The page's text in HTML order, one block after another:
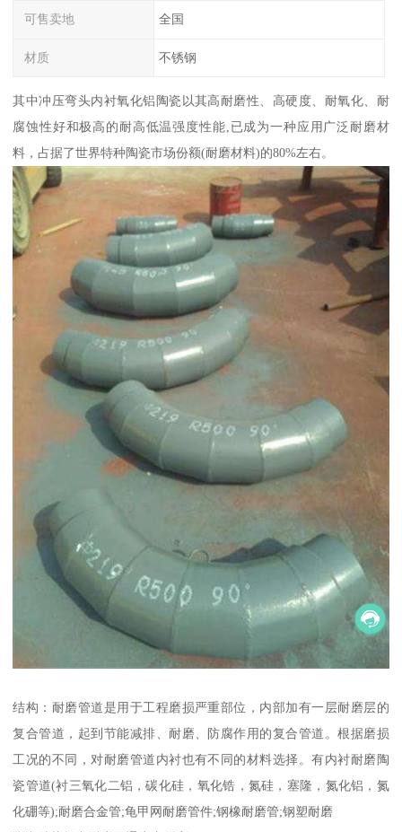
可售卖地 全国
材质 不锈钢
其中冲压弯头内衬氧化铝陶瓷以其高耐磨性、高硬度、耐氧化、耐
腐蚀性好和极高的耐高低温强度性能,已成为一种应用广泛耐磨材
料，占据了世界特种陶瓷市场份额(耐磨材料)的80%左右。
结构：耐磨管道是用于工程磨损严重部位，内部加有一层耐磨层的
复合管道，起到节能减排、耐磨、防腐作用的复合管道。根据磨损
工况的不同，对耐磨管道内衬也有不同的材料选择。有内衬耐磨陶
瓷管道(衬三氧化二铝，碳化硅，氧化锆，氮硅，塞隆，氮化铝，氮
化硼等);耐磨合金管;龟甲网耐磨管件;钢橡耐磨管;钢塑耐磨